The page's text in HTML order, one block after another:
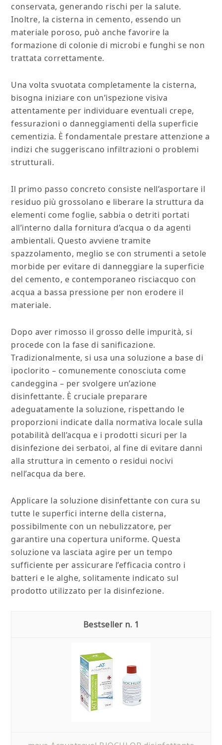
conservata, generando rischi per la salute.
Inoltre, la cisterna in cemento, essendo un
materiale poroso, può anche favorire la
formazione di colonie di microbi e funghi se non
trattata correttamente.
Una volta svuotata completamente la cisterna,
bisogna iniziare con un’ispezione visiva
attentamente per individuare eventuali crepe,
fessurazioni o danneggiamenti della superficie
cementizia. È fondamentale prestare attenzione a
indizi che suggeriscano infiltrazioni o problemi
strutturali.
Il primo passo concreto consiste nell’asportare il
residuo più grossolano e liberare la struttura da
elementi come foglie, sabbia o detriti portati
all’interno dalla fornitura d’acqua o da agenti
ambientali. Questo avviene tramite
spazzolamento, meglio se con strumenti a setole
morbide per evitare di danneggiare la superficie
del cemento, e contemporaneo risciacquo con
acqua a bassa pressione per non erodere il
materiale.
Dopo aver rimosso il grosso delle impurità, si
procede con la fase di sanificazione.
Tradizionalmente, si usa una soluzione a base di
ipoclorito – comunemente conosciuta come
candeggina – per svolgere un’azione
disinfettante. È cruciale preparare
adeguatamente la soluzione, rispettando le
proporzioni indicate dalla normativa locale sulla
potabilità dell’acqua e i prodotti sicuri per la
disinfezione dei serbatoi, al fine di evitare danni
alla struttura in cemento o residui nocivi
nell’acqua da bere.
Applicare la soluzione disinfettante con cura su
tutte le superfici interne della cisterna,
possibilmente con un nebulizzatore, per
garantire una copertura uniforme. Questa
soluzione va lasciata agire per un tempo
sufficiente per assicurare l’efficacia contro i
batteri e le alghe, solitamente indicato sul
prodotto utilizzato per la disinfezione.
1